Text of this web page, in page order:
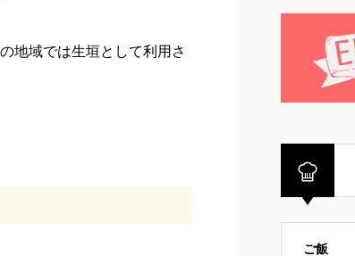
地域では生垣として利用さ
ご飯